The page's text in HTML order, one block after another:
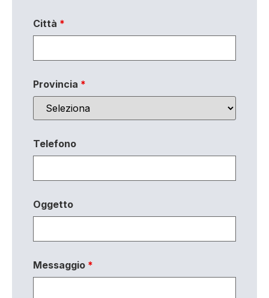
Città *
Provincia *
Telefono
Oggetto
Messaggio *